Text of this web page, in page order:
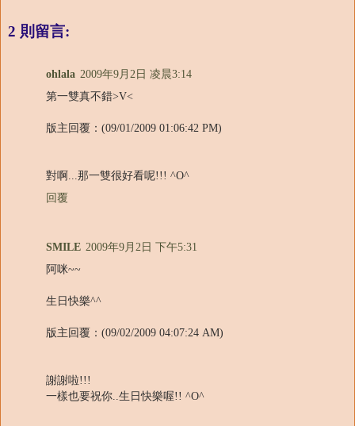
2 則留言:
ohlala 2009年9月2日 凌晨3:14
第一雙真不錯>V<
版主回覆：(09/01/2009 01:06:42 PM)
對啊...那一雙很好看呢!!! ^O^
回覆
SMILE 2009年9月2日 下午5:31
阿咪~~
生日快樂^^
版主回覆：(09/02/2009 04:07:24 AM)
謝謝啦!!!
一樣也要祝你..生日快樂喔!! ^O^